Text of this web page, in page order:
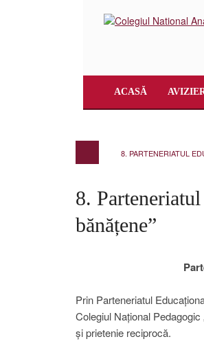
ACASĂ
8. PARTENERIATUL
8.
bănățene”
Prin Parteneriatul
Colegiul Național
și prietenie reciprocă.